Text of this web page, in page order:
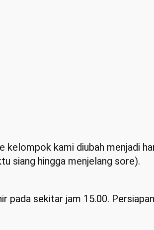
kami diubah menjadi
siang hingga menjelang sore).
pada sekitar jam 15.00.